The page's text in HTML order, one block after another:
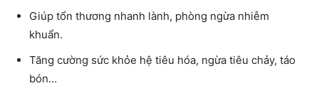
Giúp tổn thương nhanh lành, phòng ngừa nhiễm
khuẩn.
Tăng cường sức khỏe hệ tiêu hóa, ngừa tiêu chảy, táo
bón…